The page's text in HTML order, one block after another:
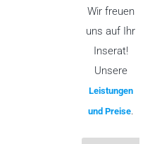
Wir freuen
uns auf Ihr
Inserat!
Unsere
Leistungen
und Preise.